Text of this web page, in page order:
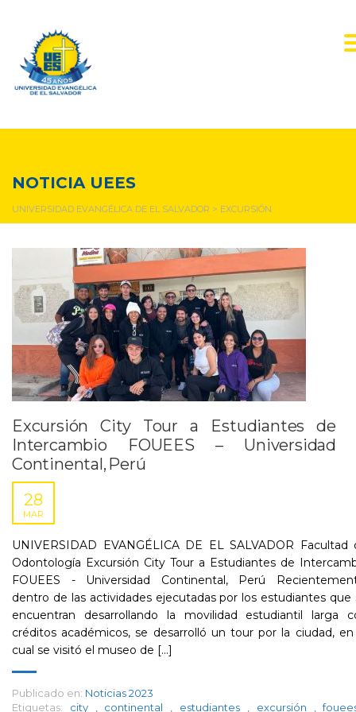
NOTICIA UEES
UNIVERSIDAD EVANGÉLICA DE EL SALVADOR > EXCURSIÓN
Excursión City Tour a Estudiantes de
Intercambio FOUEES – Universidad
Continental, Perú
28
MAR
UNIVERSIDAD EVANGÉLICA DE EL SALVADOR Facultad
Odontología Excursión City Tour a Estudiantes de
FOUEES - Universidad Continental, Perú
dentro de las actividades ejecutadas por los estudiantes que
encuentran desarrollando la movilidad estudiantil larga
créditos académicos, se desarrolló un tour por la ciudad,
cual se visitó el museo de [...]
Publicado en: Noticias 2023
Etiquetas:
city continental estudiantes excursión